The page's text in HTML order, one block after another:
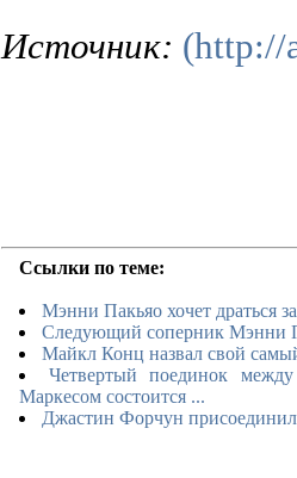
Источник: (http://
Ссылки по теме:
Мэнни Пакьяо хочет драться
Следующий соперник Мэнни
Майкл Конц назвал свой
Четвертый поединок
Маркесом состоится ...
Джастин Форчун